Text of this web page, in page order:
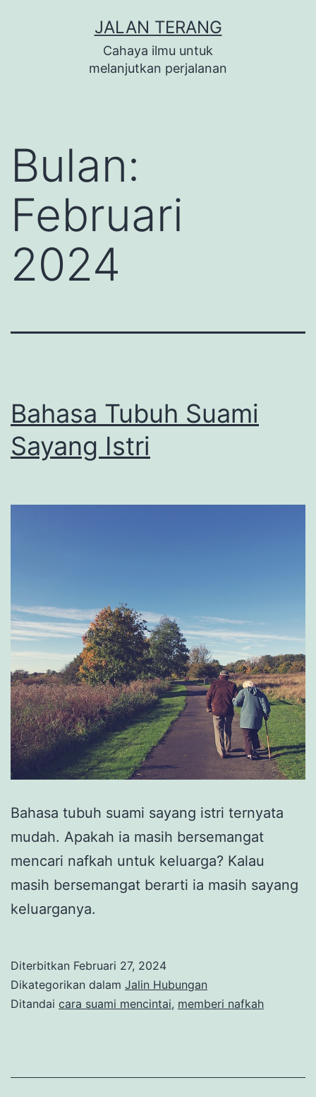
JALAN TERANG
Cahaya ilmu untuk
melanjutkan perjalanan
Bulan:
Februari
2024
Bahasa Tubuh Suami
Sayang Istri
Bahasa tubuh suami sayang istri ternyata
mudah. Apakah ia masih bersemangat
mencari nafkah untuk keluarga? Kalau
masih bersemangat berarti ia masih sayang
keluarganya.
Diterbitkan Februari 27, 2024
Dikategorikan dalam Jalin Hubungan
Ditandai cara suami mencintai, memberi nafkah